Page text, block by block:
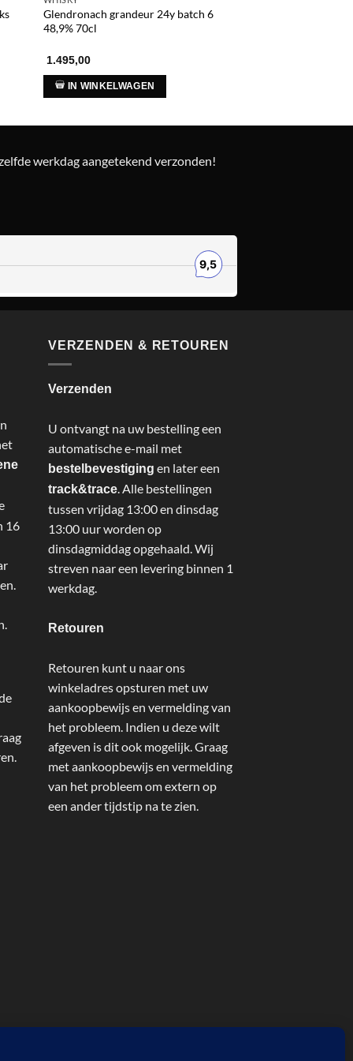
Glendronach grandeur 24y batch 6
48,9% 70cl
1.495,00
IN WINKELWAGEN
werkdag aangetekend verzonden!
16
VERZENDEN & RETOUREN
Verzenden
U ontvangt na uw bestelling een
automatische e-mail met
bestelbevestiging en later een
track&trace . Alle bestellingen
tussen vrijdag 13:00 en dinsdag
13:00 uur worden op
dinsdagmiddag opgehaald. Wij
streven naar een levering binnen 1
werkdag.
Retouren
Retouren kunt u naar ons
winkeladres opsturen met uw
aankoopbewijs en vermelding van
het probleem. Indien u deze wilt
afgeven is dit ook mogelijk. Graag
met aankoopbewijs en vermelding
van het probleem om extern op
een ander tijdstip na te zien.